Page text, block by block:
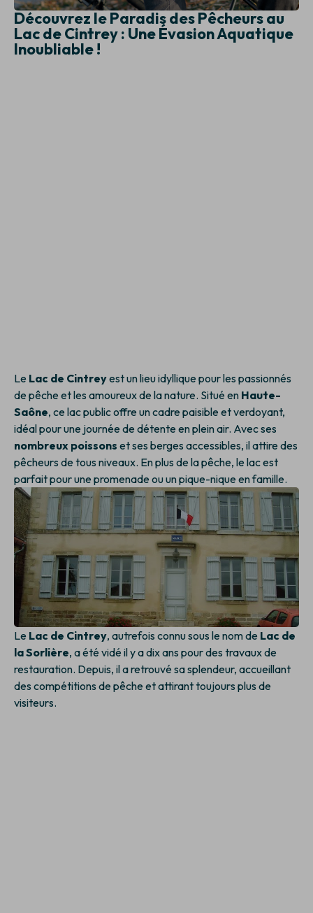
Découvrez le Paradis des Pêcheurs au
Lac de Cintrey : Une Évasion Aquatique
Inoubliable !
Le Lac de Cintreyest un lieu idyllique pour les passionnés
de pêche et les amoureux de la nature. Situé en Haute-
Saône, ce lac public offre un cadre paisible et verdoyant,
idéal pour une journée de détente en plein air. Avec ses
nombreux poissons et ses berges accessibles, il attire des
pêcheurs de tous niveaux. En plus de la pêche, le lac est
parfait pour une promenade ou un pique-nique en famille.
Le Lac de Cintrey, autrefois connu sous le nom de Lac de
la Sorlière, a été vidé il y a dix ans pour des travaux de
restauration. Depuis, il a retrouvé sa splendeur, accueillant
des compétitions de pêche et attirant toujours plus de
visiteurs.